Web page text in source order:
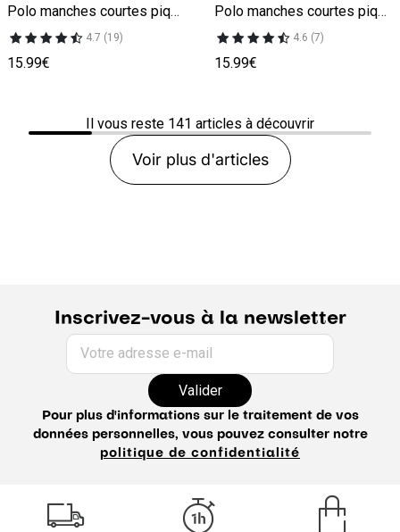
Polo manches courtes piqué uni
4.7 (19)
15.99€
Polo manches courtes piqué uni
4.6 (7)
15.99€
Il vous reste 141 articles à découvrir
Voir plus d'articles
Inscrivez-vous à la newsletter
Votre adresse e-mail
Valider
Pour plus d'informations sur le traitement de vos
données personnelles, vous pouvez consulter notre
politique de confidentialité